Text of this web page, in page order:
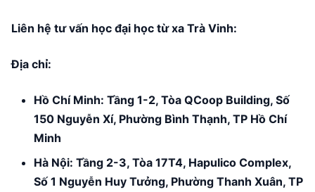
Liên hệ tư vấn học đại học từ xa Trà Vinh:
Địa chỉ:
Hồ Chí Minh: Tầng 1-2, Tòa QCoop Building, Số
150 Nguyễn Xí, Phường Bình Thạnh, TP Hồ Chí
Minh
Hà Nội: Tầng 2-3, Tòa 17T4, Hapulico Complex,
Số 1 Nguyễn Huy Tưởng, Phường Thanh Xuân, TP